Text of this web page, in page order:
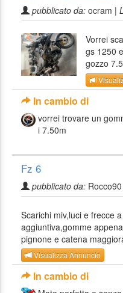
pubblicato da: ocram |
Vorrei
gs 1250
gozzo
In cambio di
vorrei trovare un
i 7.50m
Fz 6
pubblicato da:
Scarichi miv,luci e frecce
aggiuntiva,gomme
pignone e catena
Visualizza Annuncio
In cambio di